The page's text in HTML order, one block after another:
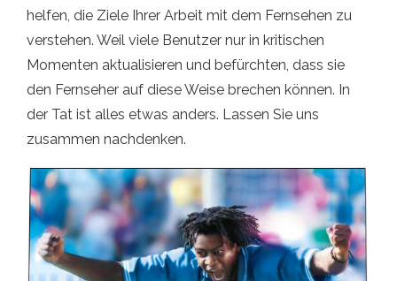
helfen, die Ziele Ihrer Arbeit mit dem Fernsehen zu
verstehen. Weil viele Benutzer nur in kritischen
Momenten aktualisieren und befürchten, dass sie
den Fernseher auf diese Weise brechen können. In
der Tat ist alles etwas anders. Lassen Sie uns
zusammen nachdenken.